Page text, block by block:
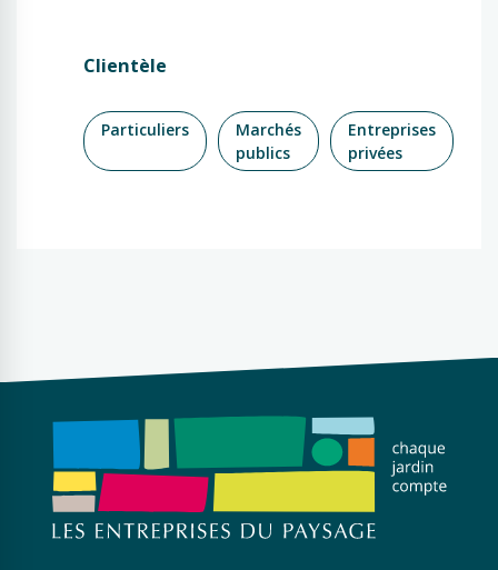
Clientèle
Particuliers
Marchés
publics
Entreprises
privées